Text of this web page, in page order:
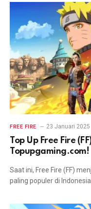
FREE FIRE 23 Januari 2025
Top Up Free Fire
Topupgaming.com!
Saat ini, Free Fire (FF)
paling populer di